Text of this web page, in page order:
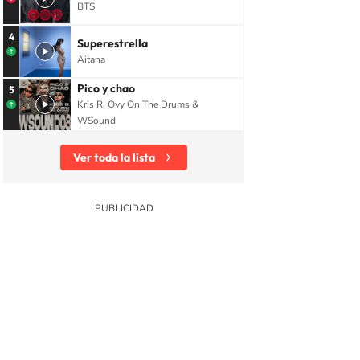
BTS
4 Superestrella
Aitana
5 Pico y chao
Kris R, Ovy On The Drums &
WSound
Ver toda la lista